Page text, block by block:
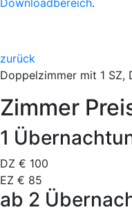
zurück
Doppelzimmer mit 1 SZ,
Zimmer
1
DZ € 100
EZ € 85
ab 2